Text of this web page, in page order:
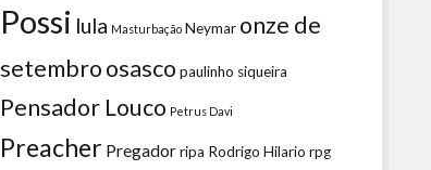
Possi lula Masturbação Neymar onze de
setembroosasco paulinho siqueira
Pensador Louco Petrus Davi
Preacher Pregadorripa Rodrigo Hilario rpg